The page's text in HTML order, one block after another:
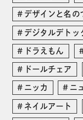
デザインと名の
デジタルデトッ
ドラえもん
ドールチェア
ニッカ ニ
ネイルアート